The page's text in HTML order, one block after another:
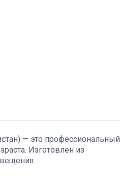
— это профессиональный
Изготовлен из